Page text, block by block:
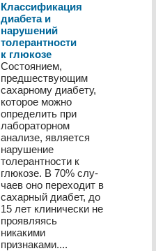
Классификация
диабета и
нарушений
толерантности
к глюкозе
Состоянием,
предшествующим
сахарному диабету,
ко­торое можно
определить при
лабораторном
анализе, яв­ляется
нарушение
толерантности к
глюкозе. В 70% слу­
чаев оно переходит в
сахарный диабет, до
15 лет клини­чески не
проявляясь
никакими
признаками....